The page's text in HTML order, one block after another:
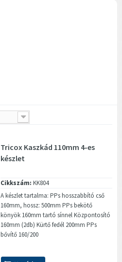
Tricox Kaszkád 110mm 4-es
készlet
Cikkszám: KK804
A készlet tartalma: PPs hosszabbító cső
160mm, hossz: 500mm PPs bekötő
könyök 160mm tartó sínnel Központosító
160mm (2db) Kürtő fedél 200mm PPs
bővítő 160/200